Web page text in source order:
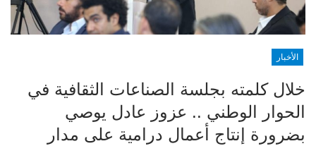
الأخبار
خلال كلمته بجلسة الصناعات الثقافية في
الحوار الوطني .. عزوز عادل يوصي
بضرورة إنتاج أعمال درامية على مدار